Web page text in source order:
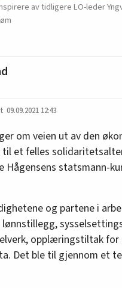
av tidligere LO-leder
09.09.2021 12:43
om veien ut av den
til et felles
Hågensens statsmann-
og partene i
opplæringstiltak
Det ble til gjennom et